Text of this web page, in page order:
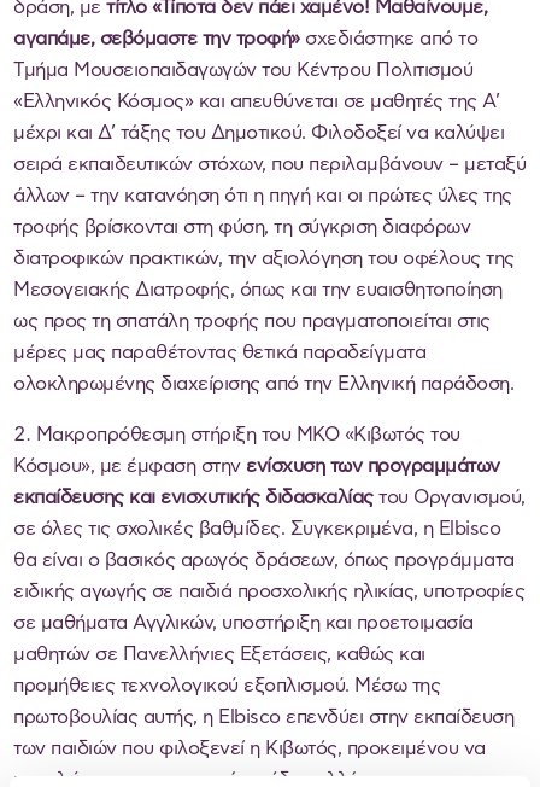
δράση, μετίτλο «Τίποτα δεν πάει χαμένο! Μαθαίνουμε,
αγαπάμε, σεβόμαστε την τροφή»σχεδιάστηκε από το
Τμήμα Μουσειοπαιδαγωγών του Κέντρου Πολιτισμού
«Ελληνικός Κόσμος» και απευθύνεται σε μαθητές της Α’
μέχρι και Δ’ τάξης του Δημοτικού. Φιλοδοξεί να καλύψει
σειρά εκπαιδευτικών στόχων, που περιλαμβάνουν – μεταξύ
άλλων – την κατανόηση ότι η πηγή και οι πρώτες ύλες της
τροφής βρίσκονται στη φύση, τη σύγκριση διαφόρων
διατροφικών πρακτικών, την αξιολόγηση του οφέλους της
Μεσογειακής Διατροφής, όπως και την ευαισθητοποίηση
ως προς τη σπατάλη τροφής που πραγματοποιείται στις
μέρες μας παραθέτοντας θετικά παραδείγματα
ολοκληρωμένης διαχείρισης από την Ελληνική παράδοση.
Μακροπρόθεσμη στήριξη του ΜΚΟ «Κιβωτός του
Κόσμου», με έμφαση στην ενίσχυση των προγραμμάτων
εκπαίδευσης και ενισχυτικής διδασκαλίαςτου Οργανισμού,
σε όλες τις σχολικές βαθμίδες. Συγκεκριμένα, η Elbisco
θα είναι ο βασικός αρωγός δράσεων, όπως προγράμματα
ειδικής αγωγής σε παιδιά προσχολικής ηλικίας, υποτροφίες
σε μαθήματα Αγγλικών, υποστήριξη και προετοιμασία
μαθητών σε Πανελλήνιες Εξετάσεις, καθώς και
προμήθειες τεχνολογικού εξοπλισμού. Μέσω της
πρωτοβουλίας αυτής, η Elbisco επενδύει στην εκπαίδευση
των παιδιών που φιλοξενεί η Κιβωτός, προκειμένου να
μεγαλώσουν με τα σωστά εφόδια, αλλά και με την